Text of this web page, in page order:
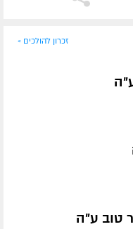
זכרון להולכים »
טוב ע״ה